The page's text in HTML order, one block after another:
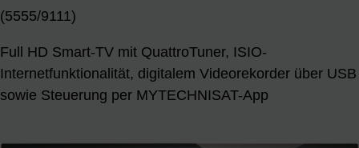
(5555/9111)
Full HD Smart-TV mit QuattroTuner, ISIO-
Internetfunktionalität, digitalem Videorekorder über USB
sowie Steuerung per MYTECHNISAT-App